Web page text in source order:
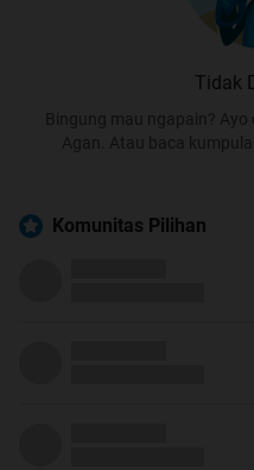
Tidak
Bingung mau ngapain?
Agan. Atau baca
Komunitas Pilihan